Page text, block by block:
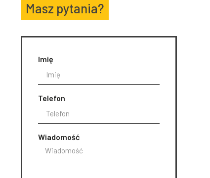
Masz pytania?
Imię
Telefon
Wiadomość